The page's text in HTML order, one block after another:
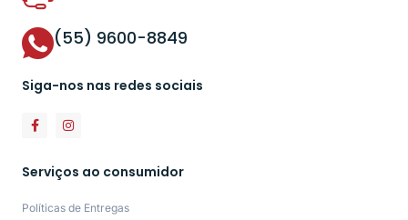
(55) 9600-8849
Siga-nos nas redes sociais
Serviços ao consumidor
Políticas de Entregas